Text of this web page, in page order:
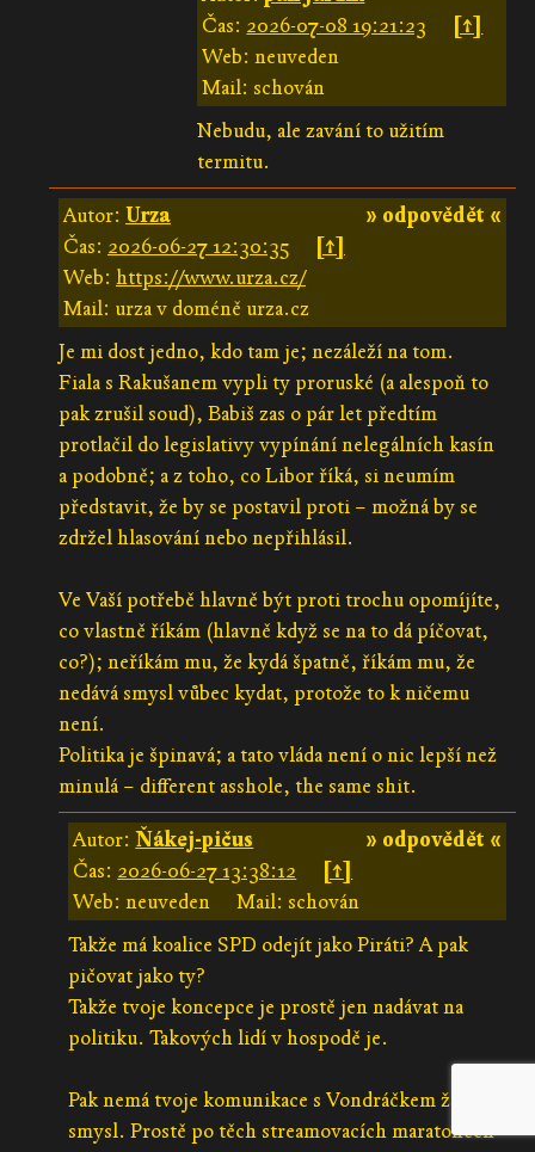
Čas: 2026-07-08 19:21:23
[↑]
Web: neuveden
Mail: schován
Nebudu, ale zavání to užitím
termitu.
» odpovědět «
Autor: Urza
Čas: 2026-06-27 12:30:35
[↑]
Web: https://www.urza.cz/
Mail: urza v doméně urza.cz
Je mi dost jedno, kdo tam je; nezáleží na tom.
Fiala s Rakušanem vypli ty proruské (a alespoň to
pak zrušil soud), Babiš zas o pár let předtím
protlačil do legislativy vypínání nelegálních kasín
a podobně; a z toho, co Libor říká, si neumím
představit, že by se postavil proti – možná by se
zdržel hlasování nebo nepřihlásil.
Ve Vaší potřebě hlavně být proti trochu opomíjíte,
co vlastně říkám (hlavně když se na to dá píčovat,
co?); neříkám mu, že kydá špatně, říkám mu, že
nedává smysl vůbec kydat, protože to k ničemu
není.
Politika je špinavá; a tato vláda není o nic lepší než
minulá – different asshole, the same shit.
» odpovědět «
Autor:Ňákej-pičus
Čas: 2026-06-27 13:38:12
[↑]
Web: neuveden
Mail: schován
Takže má koalice SPD odejít jako Piráti? A pak
pičovat jako ty?
Takže tvoje koncepce je prostě jen nadávat na
politiku. Takových lidí v hospodě je.
Pak nemá tvoje komunikace s Vondráčkem žádný
smysl. Prostě po těch streamovacích maratonech